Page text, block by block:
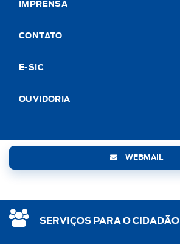
IMPRENSA
CONTATO
E-SIC
OUVIDORIA
WEBMAIL
SERVIÇOS PARA O CIDADÃO